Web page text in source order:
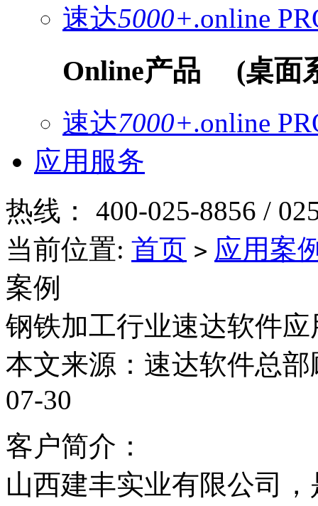
速达5000+.online
Online产品 (桌面
速达7000+.online
应用服务
热线： 400-025-8856 /
当前位置: 首页 > 应用案
案例
钢铁加工行业速达软件应
本文来源：速达软件总
07-30
客户简介：
山西建丰实业有限公司